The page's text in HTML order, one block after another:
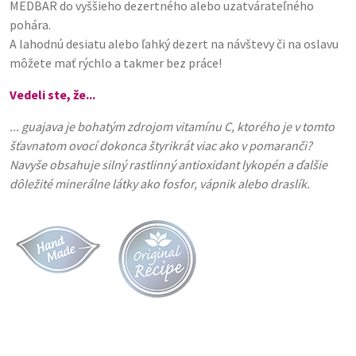
MEDBAR do vyššieho dezertného alebo uzatvárateľného
pohára.
A lahodnú desiatu alebo ľahký dezert na návštevy či na oslavu
môžete mať rýchlo a takmer bez práce!
Vedeli ste, že...
... guajava je bohatým zdrojom vitamínu C, ktorého je v tomto
šťavnatom ovocí dokonca štyrikrát viac ako v pomaranči?
Navyše obsahuje silný rastlinný antioxidant lykopén a ďalšie
dôležité minerálne látky ako fosfor, vápnik alebo draslík.